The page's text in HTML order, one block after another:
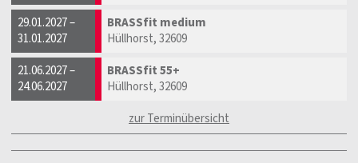
29.01.2027 –
31.01.2027
BRASSfit medium
Hüllhorst, 32609
21.06.2027 –
24.06.2027
BRASSfit 55+
Hüllhorst, 32609
zur Terminübersicht